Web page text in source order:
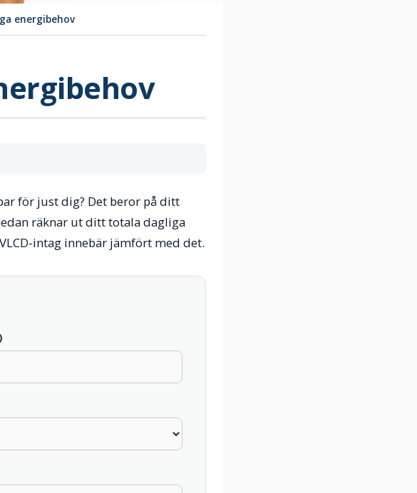
energibehov
för just dig? Det beror på ditt
räknar ut ditt totala dagliga
intag innebär jämfört med det.